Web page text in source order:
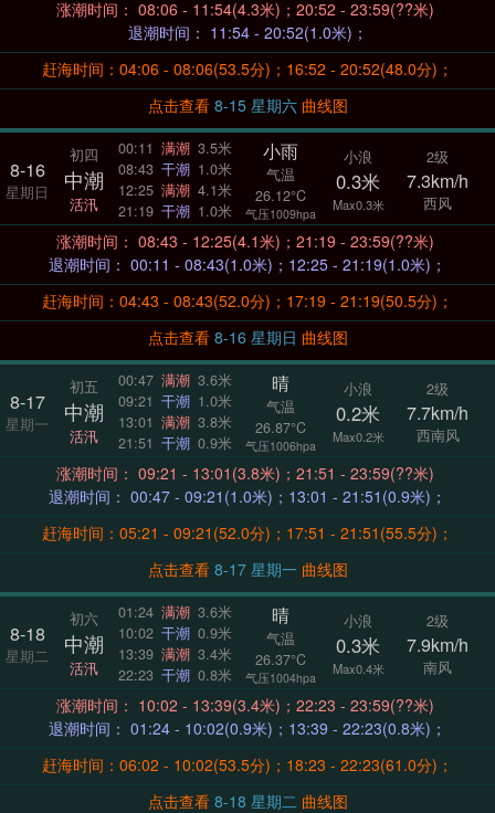
涨潮时间： 08:06 - 11:54(4.3米)；20:52 - 23:59(??米)
退潮时间： 11:54 - 20:52(1.0米)；
赶海时间：04:06 - 08:06(53.5分)；16:52 - 20:52(48.0分)；
点击查看
8-15 星期六 曲线图
8-16
星期日
初四
中潮
活汛
00:11 满潮 3.5米
08:43 干潮 1.0米
12:25 满潮 4.1米
21:19 干潮 1.0米
小雨
气温
26.12°C
气压1009hpa
小浪
0.3米
Max0.3米
2级
7.3km/h
西风
涨潮时间： 08:43 - 12:25(4.1米)；21:19 - 23:59(??米)
退潮时间： 00:11 - 08:43(1.0米)；12:25 - 21:19(1.0米)；
赶海时间：04:43 - 08:43(52.0分)；17:19 - 21:19(50.5分)；
点击查看
8-16 星期日 曲线图
8-17
星期一
初五
中潮
活汛
00:47 满潮 3.6米
09:21 干潮 1.0米
13:01 满潮 3.8米
21:51 干潮 0.9米
晴
气温
26.87°C
气压1006hpa
小浪
0.2米
Max0.2米
2级
7.7km/h
西南风
涨潮时间： 09:21 - 13:01(3.8米)；21:51 - 23:59(??米)
退潮时间： 00:47 - 09:21(1.0米)；13:01 - 21:51(0.9米)；
赶海时间：05:21 - 09:21(52.0分)；17:51 - 21:51(55.5分)；
点击查看
8-17 星期一 曲线图
8-18
星期二
初六
中潮
活汛
01:24 满潮 3.6米
10:02 干潮 0.9米
13:39 满潮 3.4米
22:23 干潮 0.8米
晴
气温
26.37°C
气压1004hpa
小浪
0.3米
Max0.4米
2级
7.9km/h
南风
涨潮时间： 10:02 - 13:39(3.4米)；22:23 - 23:59(??米)
退潮时间： 01:24 - 10:02(0.9米)；13:39 - 22:23(0.8米)；
赶海时间：06:02 - 10:02(53.5分)；18:23 - 22:23(61.0分)；
点击查看
8-18 星期二 曲线图